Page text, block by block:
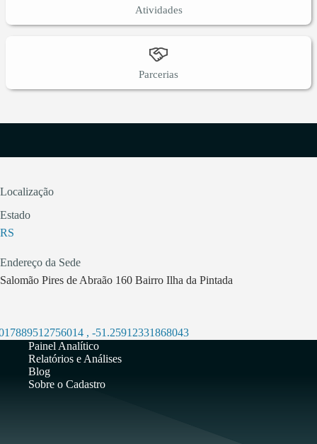
Atividades
Parcerias
Localização
Estado
RS
Endereço da Sede
Salomão Pires de Abraão 160 Bairro Ilha da Pintada
, -51.25912331868043
Painel Analítico
Relatórios e Análises
Blog
Sobre o Cadastro